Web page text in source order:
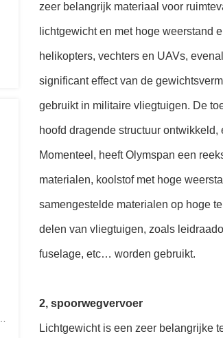
zeer belangrijk materiaal voor
lichtgewicht en met hoge weerstand
helikopters, vechters en UAVs,
significant effect van de
gebruikt in militaire vliegtuigen. De
hoofd dragende structuur
Momenteel, heeft Olymspan een
materialen, koolstof met hoge
samengestelde materialen op hoge
delen van vliegtuigen, zoals
fuselage, etc… worden gebruikt.
2, spoorwegvervoer
Lichtgewicht is een zeer belangrijke